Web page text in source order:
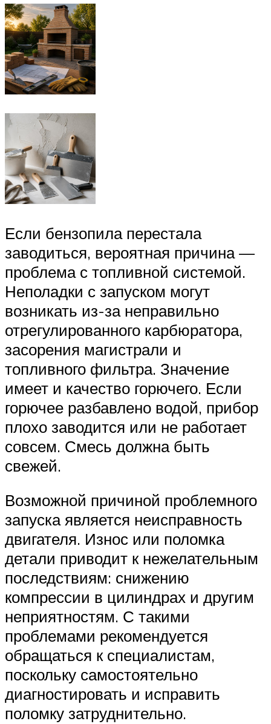
Если бензопила перестала
заводиться, вероятная причина —
проблема с топливной системой.
Неполадки с запуском могут
возникать из-за неправильно
отрегулированного карбюратора,
засорения магистрали и
топливного фильтра. Значение
имеет и качество горючего. Если
горючее разбавлено водой, прибор
плохо заводится или не работает
совсем. Смесь должна быть
свежей.
Возможной причиной проблемного
запуска является неисправность
двигателя. Износ или поломка
детали приводит к нежелательным
последствиям: снижению
компрессии в цилиндрах и другим
неприятностям. С такими
проблемами рекомендуется
обращаться к специалистам,
поскольку самостоятельно
диагностировать и исправить
поломку затруднительно.